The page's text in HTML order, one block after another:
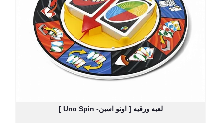
لعبه ورقيه [ اونو اسبن- Uno Spin ]